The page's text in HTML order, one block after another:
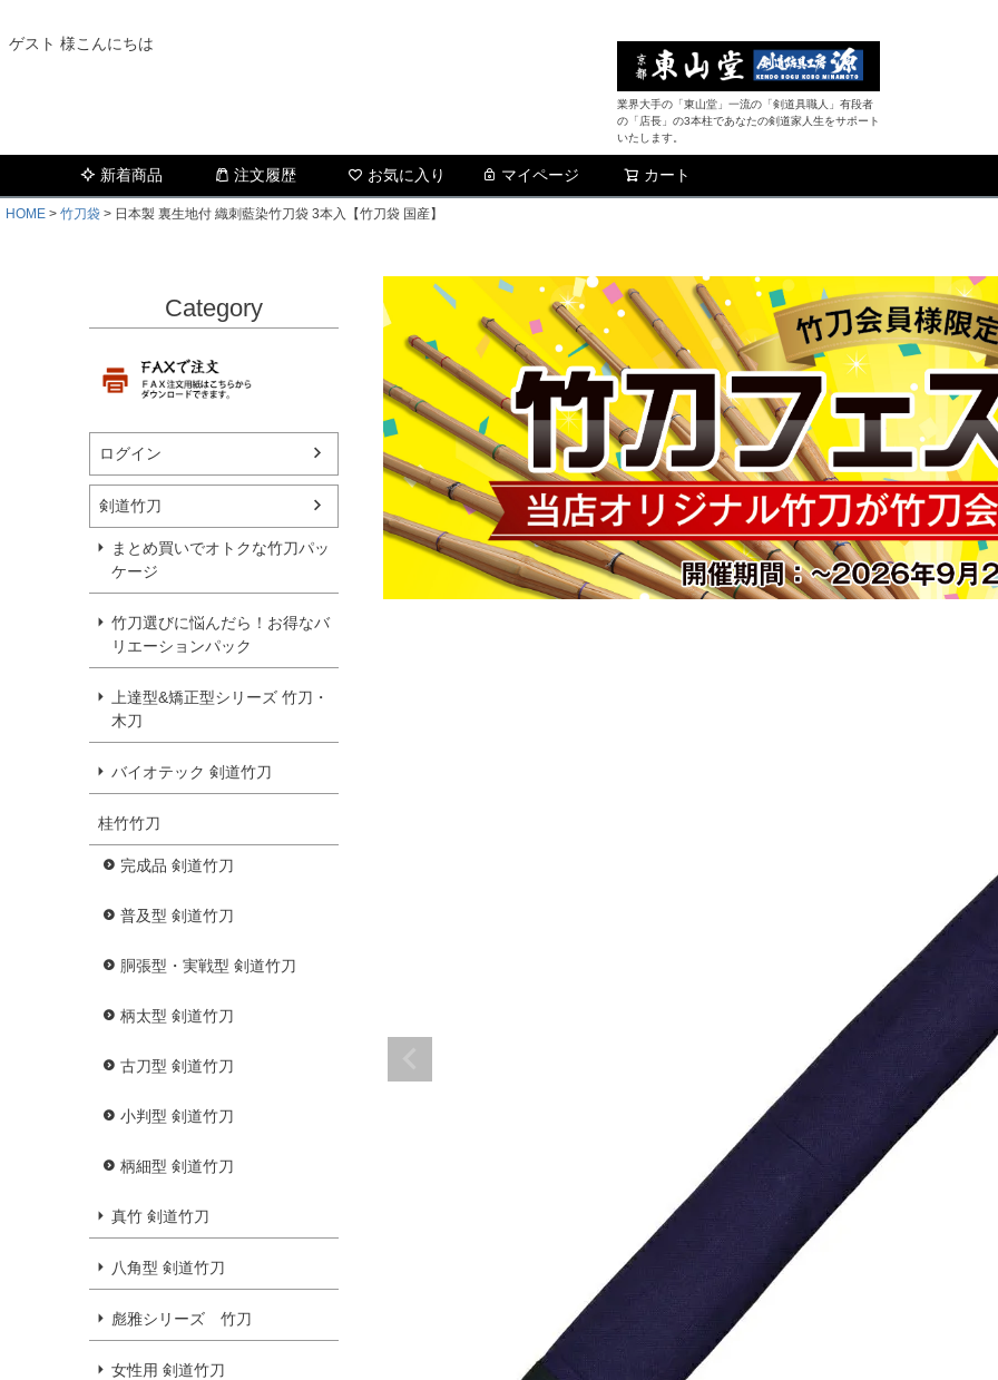
ゲスト 様こんにちは
業界大手の「東山堂」一流の「剣道具職人」有段者
の「店長」の3本柱であなたの剣道家人生をサポート
いたします。
新着商品 注文履歴 お気に入り マイページ カート
HOME 竹刀袋 日本製 裏生地付 織刺藍染竹刀袋 3本入【竹刀袋 国産】
Category
ログイン
剣道竹刀
まとめ買いでオトクな竹刀パッ
ケージ
竹刀選びに悩んだら！お得なバ
リエーションパック
上達型&矯正型シリーズ 竹刀・
木刀
バイオテック 剣道竹刀
桂竹竹刀
完成品 剣道竹刀
普及型 剣道竹刀
胴張型・実戦型 剣道竹刀
柄太型 剣道竹刀
古刀型 剣道竹刀
小判型 剣道竹刀
柄細型 剣道竹刀
真竹 剣道竹刀
八角型 剣道竹刀
彪雅シリーズ 竹刀
女性用 剣道竹刀